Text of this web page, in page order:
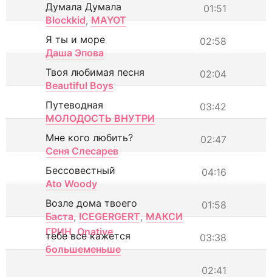
01:51
Думала Думала
Blockkid, MAYOT
02:58
Я ты и море
Даша Эпова
02:04
Твоя любимая песня
Beautiful Boys
03:42
Путеводная
МОЛОДОСТЬ ВНУТРИ
02:47
Мне кого любить?
Сеня Слесарев
04:16
Бессовестный
Ato Woody
01:58
Возле дома твоего
Баста, ICEGERGERT, МАКСИ
ГРИН, Onative 03:38
тебе все кажется
большеменьше
02:41